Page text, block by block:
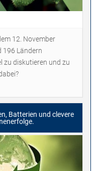
12. November
196 Ländern
zu diskutieren und zu
Batterien und clevere